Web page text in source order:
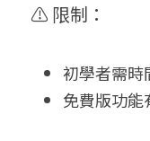
⚠️ 限制：
初學者需時
免費版功能